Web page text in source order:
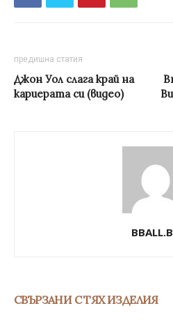
предишна статия
Джон Уол слага край на
кариерата си (видео)
СВЪРЗАНИ С ТЯХ ИЗДЕЛИЯ